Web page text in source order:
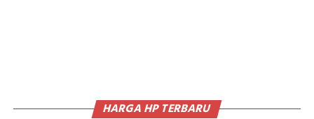
HARGA HP TERBARU